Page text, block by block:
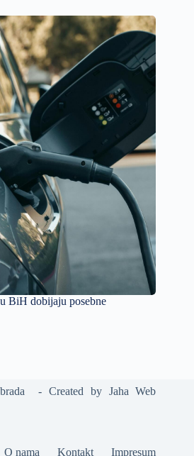
BiH dobijaju posebne
- Created by Jaha Web
O nama Kontakt Impresum